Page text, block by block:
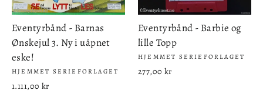
Eventyrbånd - Barnas
Ønskejul 3. Ny i uåpnet
eske!
HJEMMET SERIEFORLAGET
1.111,00 kr
Eventyrbånd - Barbie og
lille Topp
HJEMMET SERIEFORLAGET
277,00 kr